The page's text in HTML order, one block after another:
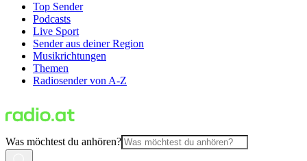
Top Sender
Podcasts
Live Sport
Sender aus deiner Region
Musikrichtungen
Themen
Radiosender von A-Z
Was möchtest du anhören?